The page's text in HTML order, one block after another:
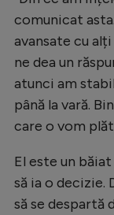
comunicat
avansate cu
ne dea un
atunci am
până la vară.
care o vom
El este un
să ia o decizie.
să se despartă